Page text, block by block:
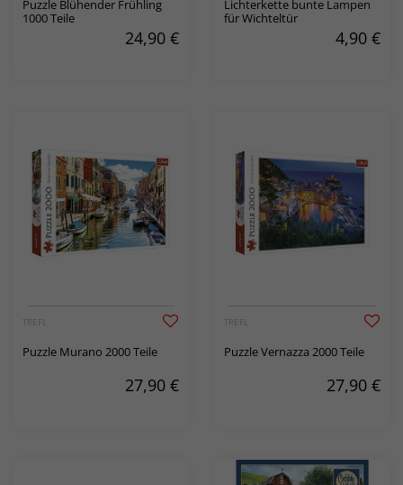
Puzzle Blühender Frühling
1000 Teile
24,90 €
Lichterkette bunte Lampen
für Wichteltür
4,90 €
TREFL
Puzzle Murano 2000 Teile
27,90 €
TREFL
Puzzle Vernazza 2000 Teile
27,90 €